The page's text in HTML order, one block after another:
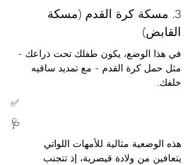
3. مسكة كرة القدم (مسكة
القابض)
في هذا الوضع، يكون طفلك تحت ذراعك -
مثل حمل كرة القدم - مع تمديد ساقيه
خلفك.
✅
🩺
هذه الوضعية مثالية للأمهات اللواتي
يتعافين من ولادة قيصرية، إذ تتجنب